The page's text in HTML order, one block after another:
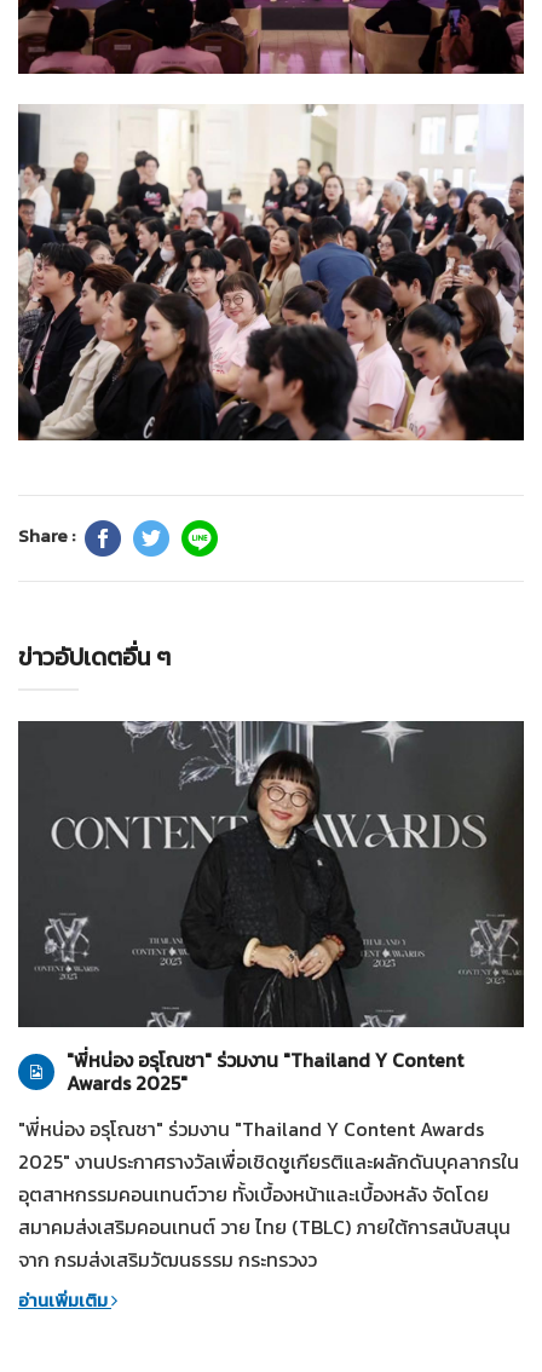
Share :
ข่าวอัปเดตอื่น ๆ
28-07-2569
"พี่หน่อง อรุโณชา" ร่วมงาน "Thailand Y Content
Awards 2025"
"พี่หน่อง อรุโณชา" ร่วมงาน "Thailand Y Content Awards
2025" งานประกาศรางวัลเพื่อเชิดชูเกียรติและผลักดันบุคลากรใน
อุตสาหกรรมคอนเทนต์วาย ทั้งเบื้องหน้าและเบื้องหลัง จัดโดย
สมาคมส่งเสริมคอนเทนต์ วาย ไทย (TBLC) ภายใต้การสนับสนุน
จาก กรมส่งเสริมวัฒนธรรม กระทรวงว
อ่านเพิ่มเติม